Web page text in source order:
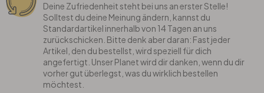
Deine Zufriedenheit steht bei uns an erster Stelle!
Solltest du deine Meinung ändern, kannst du
Standardartikel innerhalb von 14 Tagen an uns
zurückschicken. Bitte denk aber daran: Fast jeder
Artikel, den du bestellst, wird speziell für dich
angefertigt. Unser Planet wird dir danken, wenn du dir
vorher gut überlegst, was du wirklich bestellen
möchtest.